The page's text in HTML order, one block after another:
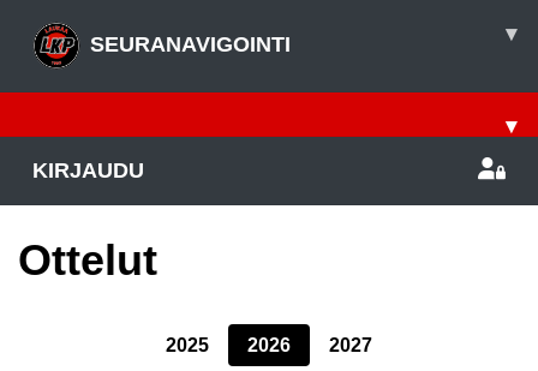
SEURANAVIGOINTI ▾
▾
KIRJAUDU
Ottelut
2025 2026 2027